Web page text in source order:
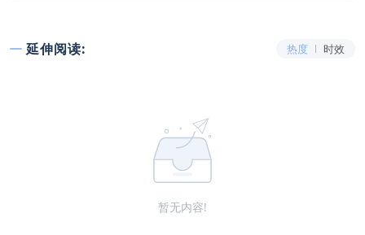
延伸阅读: 热度 时效
暂无内容!